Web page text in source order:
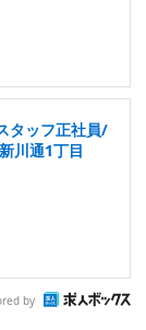
タッフ正社員/
川通1丁目
by